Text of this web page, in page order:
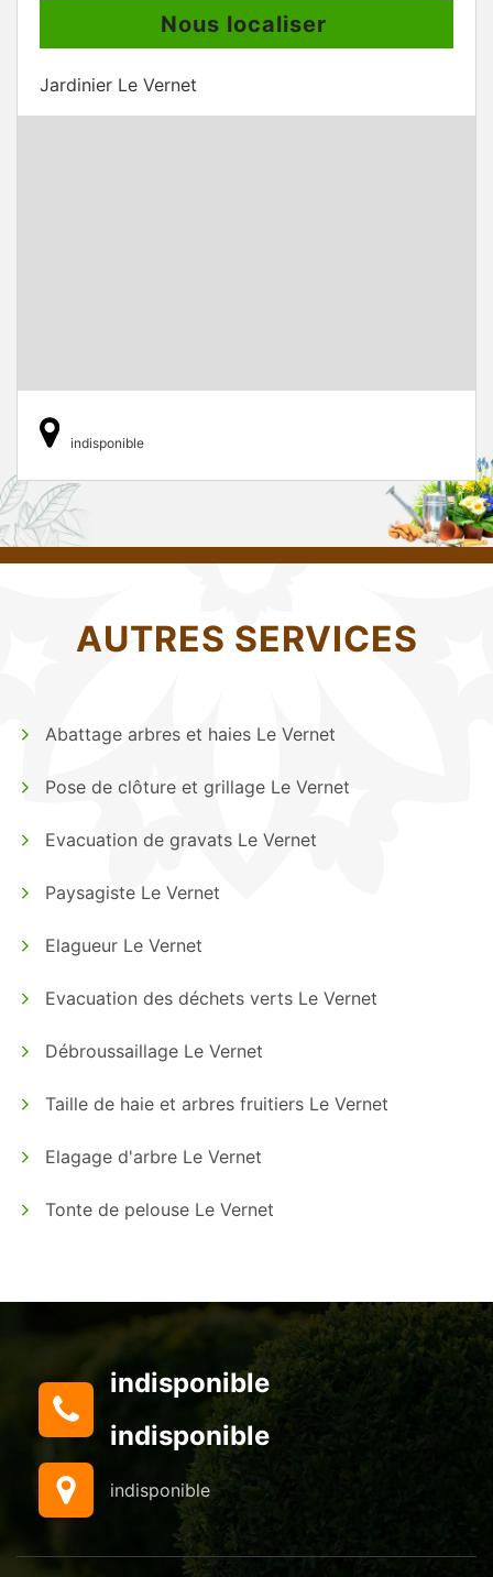
Nous localiser
Jardinier Le Vernet
indisponible
AUTRES SERVICES
Abattage arbres et haies Le Vernet
Pose de clôture et grillage Le Vernet
Evacuation de gravats Le Vernet
Paysagiste Le Vernet
Elagueur Le Vernet
Evacuation des déchets verts Le Vernet
Débroussaillage Le Vernet
Taille de haie et arbres fruitiers Le Vernet
Elagage d'arbre Le Vernet
Tonte de pelouse Le Vernet
indisponible
indisponible
indisponible